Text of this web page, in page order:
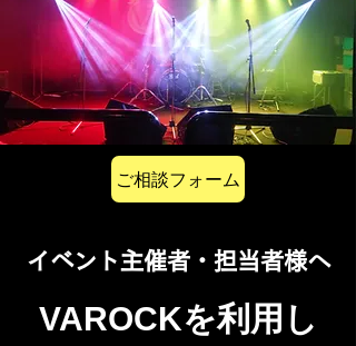
ご相談フォーム
イベント主催者・担当者様へ
VAROCKを利用し